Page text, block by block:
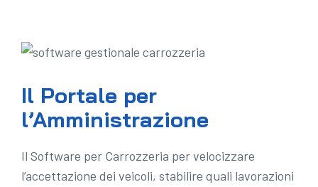
Il Portale per
l’Amministrazione
Il Software per Carrozzeria per velocizzare
l’accettazione dei veicoli, stabilire quali lavorazioni